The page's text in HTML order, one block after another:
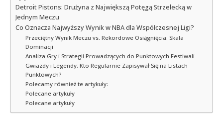
Detroit Pistons: Drużyna z Największą Potęgą Strzelecką w
Jednym Meczu
Co Oznacza Najwyższy Wynik w NBA dla Współczesnej Ligi?
Przeciętny Wynik Meczu vs. Rekordowe Osiągnięcia: Skala
Dominacji
Analiza Gry i Strategii Prowadzących do Punktowych Festiwali
Gwiazdy i Legendy: Kto Regularnie Zapisywał Się na Listach
Punktowych?
Polecamy również te artykuły:
Polecane artykuły
Polecane artykuły